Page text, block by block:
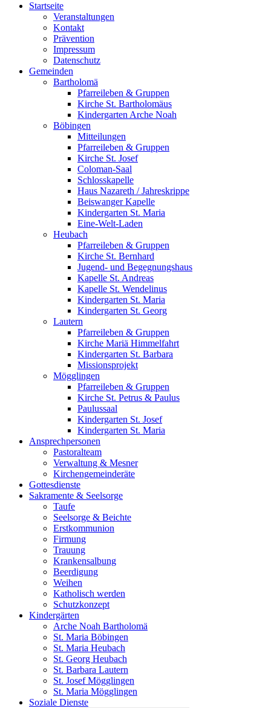
Startseite
Veranstaltungen
Kontakt
Prävention
Impressum
Datenschutz
Gemeinden
Bartholomä
Pfarreileben & Gruppen
Kirche St. Bartholomäus
Kindergarten Arche Noah
Böbingen
Mitteilungen
Pfarreileben & Gruppen
Kirche St. Josef
Coloman-Saal
Schlosskapelle
Haus Nazareth / Jahreskrippe
Beiswanger Kapelle
Kindergarten St. Maria
Eine-Welt-Laden
Heubach
Pfarreileben & Gruppen
Kirche St. Bernhard
Jugend- und Begegnungshaus
Kapelle St. Andreas
Kapelle St. Wendelinus
Kindergarten St. Maria
Kindergarten St. Georg
Lautern
Pfarreileben & Gruppen
Kirche Mariä Himmelfahrt
Kindergarten St. Barbara
Missionsprojekt
Mögglingen
Pfarreileben & Gruppen
Kirche St. Petrus & Paulus
Paulussaal
Kindergarten St. Josef
Kindergarten St. Maria
Ansprechpersonen
Pastoralteam
Verwaltung & Mesner
Kirchengemeinderäte
Gottesdienste
Sakramente & Seelsorge
Taufe
Seelsorge & Beichte
Erstkommunion
Firmung
Trauung
Krankensalbung
Beerdigung
Weihen
Katholisch werden
Schutzkonzept
Kindergärten
Arche Noah Bartholomä
St. Maria Böbingen
St. Maria Heubach
St. Georg Heubach
St. Barbara Lautern
St. Josef Mögglingen
St. Maria Mögglingen
Soziale Dienste